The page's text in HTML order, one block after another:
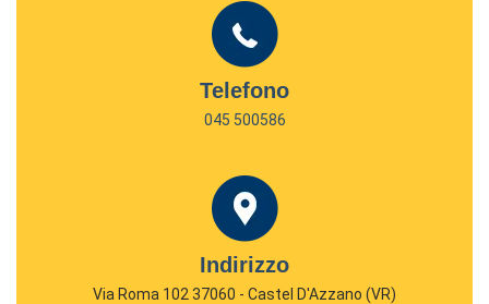
Telefono
045 500586
Indirizzo
Via Roma 102 37060 - Castel D'Azzano (VR)